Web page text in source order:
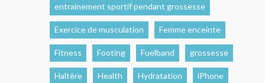
entrainement sportif pendant grossesse
Exercice de musculation Femme enceinte
Fitness Footing Fuelband grossesse
Haltère Health Hydratation iPhone